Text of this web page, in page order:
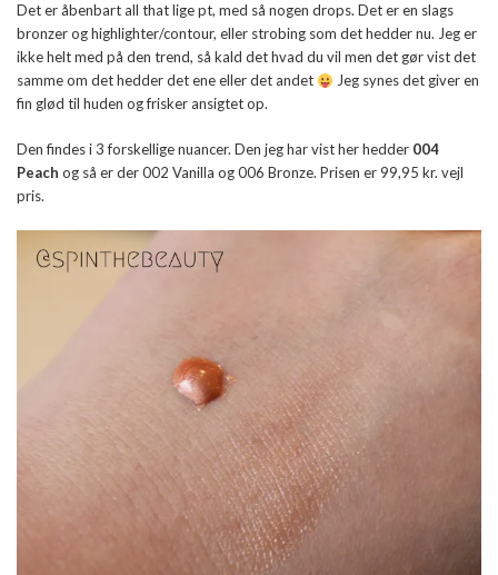
Det er åbenbart all that lige pt, med så nogen drops. Det er en slags
bronzer og highlighter/contour, eller strobing som det hedder nu. Jeg er
ikke helt med på den trend, så kald det hvad du vil men det gør vist det
samme om det hedder det ene eller det andet
Jeg synes det giver en
fin glød til huden og frisker ansigtet op.
Den findes i 3 forskellige nuancer. Den jeg har vist her hedder 004
Peach og så er der 002 Vanilla og 006 Bronze. Prisen er 99,95 kr. vejl
pris.